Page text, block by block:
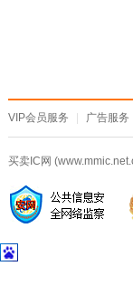
VIP会员服务 广告服务
买卖IC网